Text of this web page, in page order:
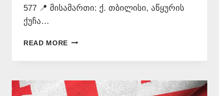
577 📍 მისამართი: ქ. თბილისი, აწყურის
ქუჩა…
READ MORE ᲡᲝᲛᲮᲣᲠᲐᲓ
–
546
577